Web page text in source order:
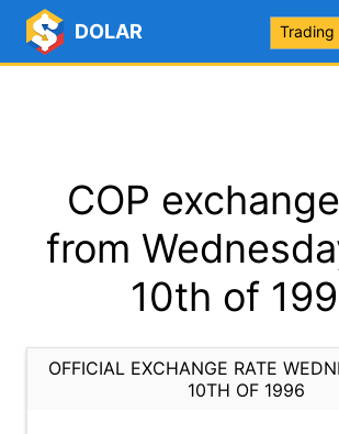
DOLAR Trading
COP
from
10th of
OFFICIAL EXCHANGE RATE
10TH OF 1996